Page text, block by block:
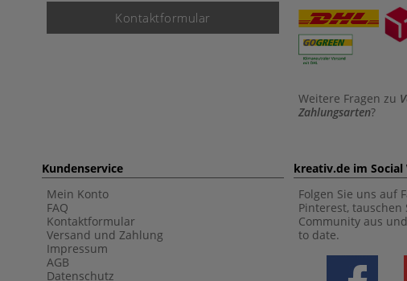
Kontaktformular
Weitere Fragen zu
Zahlungsarten?
Kundenservice
Mein Konto
FAQ
Kontaktformular
Versand und Zahlung
Impressum
AGB
Datenschutz
kreativ.de im Social
Folgen Sie uns auf
Pinterest,
Community aus
to date.